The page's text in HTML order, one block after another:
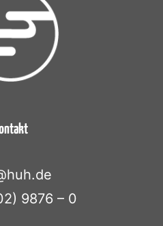
9876 – 0